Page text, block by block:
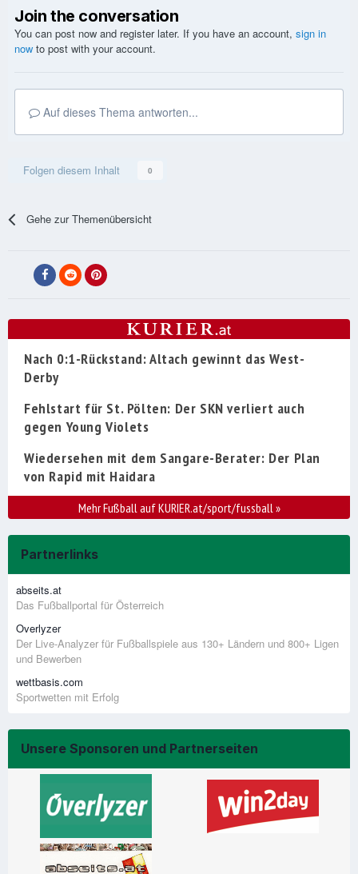
Join the conversation
You can post now and register later. If you have an account, sign in
now to post with your account.
Auf dieses Thema antworten...
Folgen diesem Inhalt 0
Gehe zur Themenübersicht
Nach 0:1-Rückstand: Altach gewinnt das West-
Derby
Fehlstart für St. Pölten: Der SKN verliert auch
gegen Young Violets
Wiedersehen mit dem Sangare-Berater: Der Plan
von Rapid mit Haidara
Mehr Fußball auf KURIER.at/sport/fussball»
Partnerlinks
abseits.at
Das Fußballportal für Österreich
Overlyzer
Der Live-Analyzer für Fußballspiele aus 130+ Ländern und 800+ Ligen
und Bewerben
wettbasis.com
Sportwetten mit Erfolg
Unsere Sponsoren und Partnerseiten